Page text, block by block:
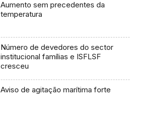
Aumento sem precedentes da
temperatura
Número de devedores do sector
institucional famílias e ISFLSF
cresceu
Aviso de agitação marítima forte